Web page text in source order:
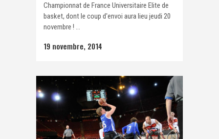
Championnat de France Universitaire Elite de
basket, dont le coup d'envoi aura lieu jeudi 20
novembre ! ...
19 novembre, 2014